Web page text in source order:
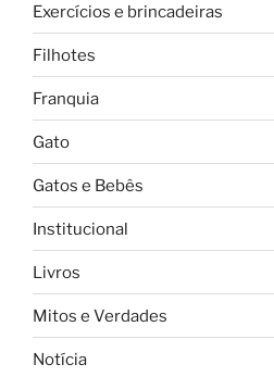
Exercícios e brincadeiras
Filhotes
Franquia
Gato
Gatos e Bebês
Institucional
Livros
Mitos e Verdades
Notícia